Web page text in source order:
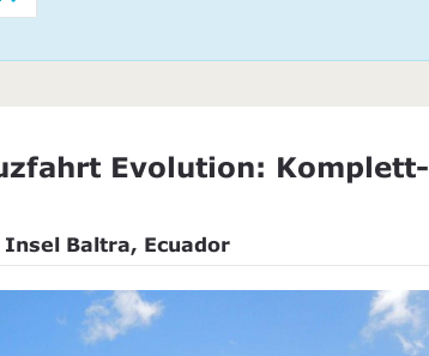
Evolution: Komplett-
Baltra, Ecuador